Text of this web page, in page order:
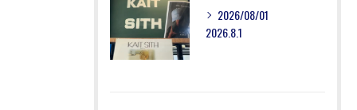
2026/08/01
2026.8.1